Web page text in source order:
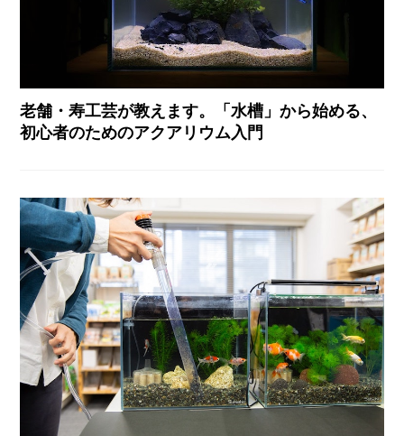
老舗・寿工芸が教えます。「水槽」から始める、
初心者のためのアクアリウム入門